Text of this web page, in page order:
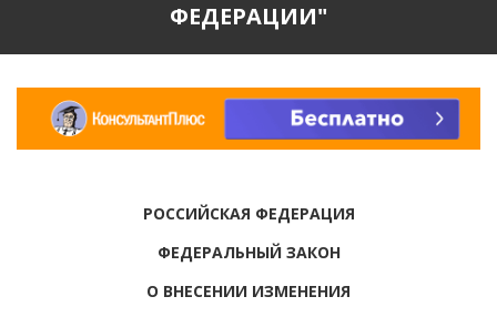
ФЕДЕРАЦИИ"
РОССИЙСКАЯ ФЕДЕРАЦИЯ
ФЕДЕРАЛЬНЫЙ ЗАКОН
О ВНЕСЕНИИ ИЗМЕНЕНИЯ